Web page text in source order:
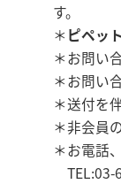
す。
＊ ピペッ
＊お問い
＊お問い
＊送付を
＊非会員
＊お電話
TEL:03-